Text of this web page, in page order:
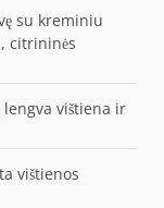
su kreminiu
citrininės
lengva vištiena ir
vištienos